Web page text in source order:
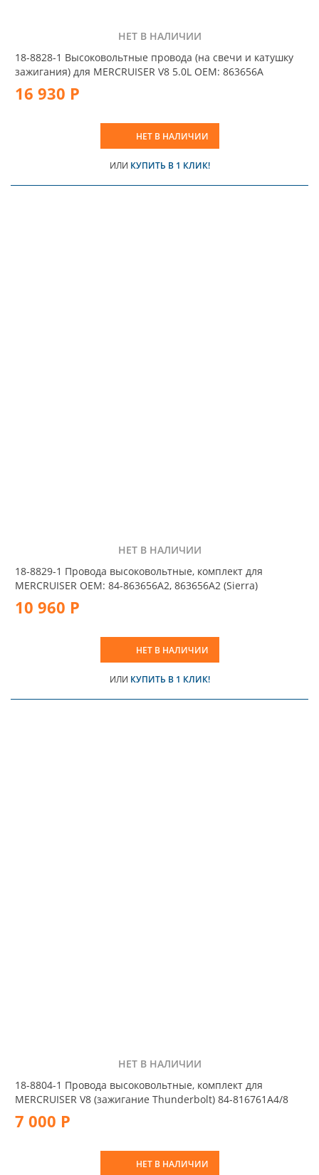
НЕТ В НАЛИЧИИ
18-8828-1 Высоковольтные провода (на свечи и катушку
зажигания) для MERCRUISER V8 5.0L OEM: 863656A
16 930 Р
НЕТ В НАЛИЧИИ
ИЛИ КУПИТЬ В 1 КЛИК!
НЕТ В НАЛИЧИИ
18-8829-1 Провода высоковольтные, комплект для
MERCRUISER OEM: 84-863656A2, 863656A2 (Sierra)
10 960 Р
НЕТ В НАЛИЧИИ
ИЛИ КУПИТЬ В 1 КЛИК!
НЕТ В НАЛИЧИИ
18-8804-1 Провода высоковольтные, комплект для
MERCRUISER V8 (зажигание Thunderbolt) 84-816761A4/8
7 000 Р
НЕТ В НАЛИЧИИ